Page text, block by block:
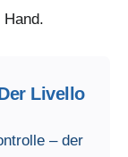
Livello
– der